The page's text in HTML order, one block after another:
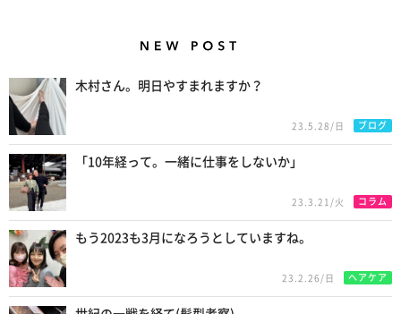
木村さん。明日やすまれますか？
23.5.28/日 ブログ
「10年経って。一緒に仕事をしないか」
23.3.21/火 コラム
もう2023も3月になろうとしていますね。
23.2.26/日 ヘアケア